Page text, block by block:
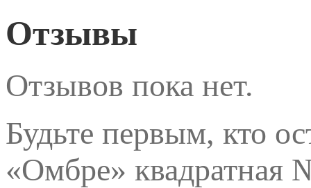
Отзывы
Отзывов пока нет.
Будьте первым, кто
«Омбре» квадратная